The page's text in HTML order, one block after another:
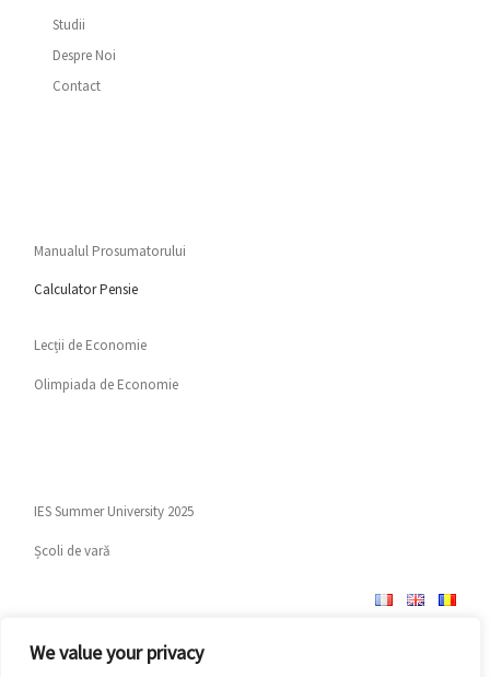
We value your privacy
Studii
Despre Noi
Contact
Manualul Prosumatorului
Calculator Pensie
Lecții de Economie
Olimpiada de Economie
IES Summer University 2025
Școli de vară